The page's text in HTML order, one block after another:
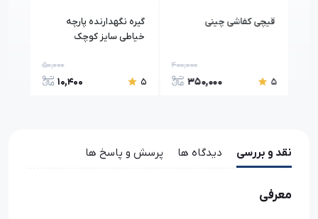
قیچی کفاشی چینی
5
400,000
350,000
گیره نگهدارنده پارچه
خیاطی سایز کوچک
5
50,000
10,400
نقد و بررسی دیدگاه ها پرسش و پاسخ ها
معرفی